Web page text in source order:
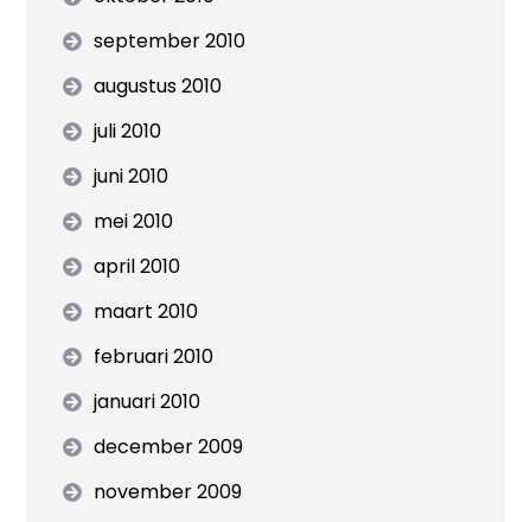
september 2010
augustus 2010
juli 2010
juni 2010
mei 2010
april 2010
maart 2010
februari 2010
januari 2010
december 2009
november 2009